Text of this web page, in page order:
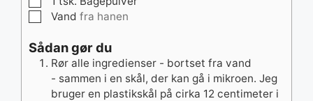
▢
Vand fra hanen
Sådan gør du
Rør alle ingredienser - bortset fra vand
- sammen i en skål, der kan gå i mikroen. Jeg
bruger en plastikskål på cirka 12 centimeter i